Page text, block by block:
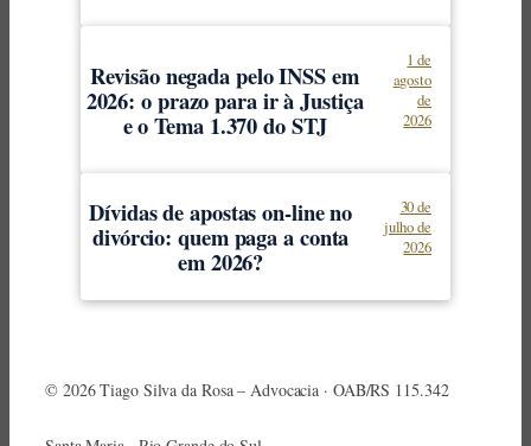
Revisão negada pelo INSS em
2026: o prazo para ir à Justiça
e o Tema 1.370 do STJ
1 de
agosto
de
2026
Dívidas de apostas on-line no
divórcio: quem paga a conta
em 2026?
30 de
julho de
2026
© 2026 Tiago Silva da Rosa – Advocacia · OAB/RS 115.342